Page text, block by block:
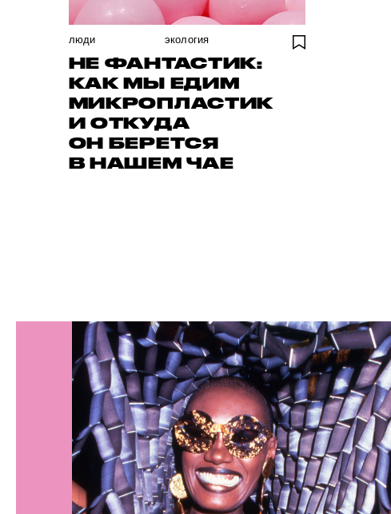
люди экология
НЕ ФАНТАСТИК:
КАК МЫ ЕДИМ
МИКРОПЛАСТИК
И ОТКУДА
ОН БЕРЕТСЯ
В НАШЕМ ЧАЕ